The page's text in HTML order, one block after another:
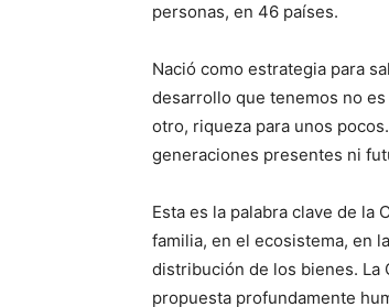
personas, en 46 países.
Nació como estrategia para
desarrollo que tenemos no
otro, riqueza para unos
generaciones presentes ni
Esta es la palabra clave de
familia, en el ecosistema, en
distribución de los bienes. La
propuesta profundamente